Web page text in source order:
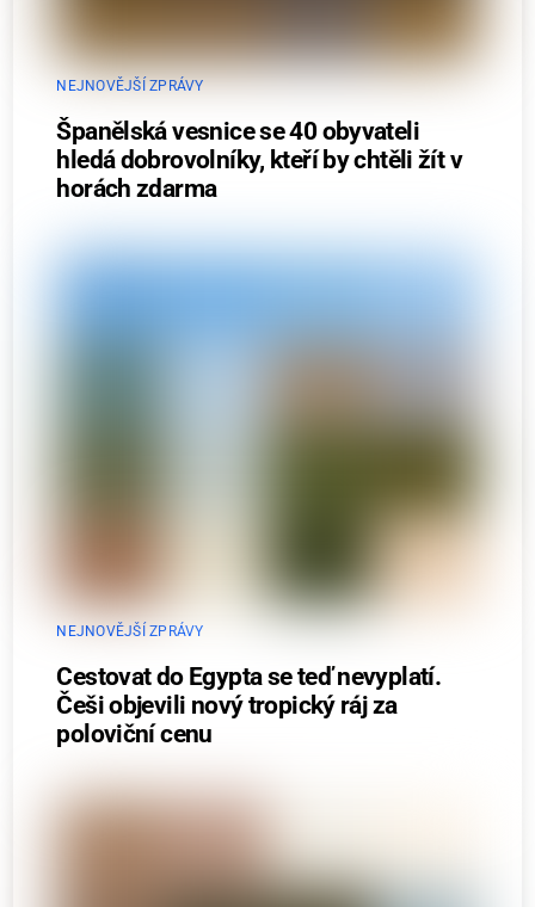
NEJNOVĚJŠÍ ZPRÁVY
Španělská vesnice se 40 obyvateli
hledá dobrovolníky, kteří by chtěli žít v
horách zdarma
NEJNOVĚJŠÍ ZPRÁVY
Cestovat do Egypta se teď nevyplatí.
Češi objevili nový tropický ráj za
poloviční cenu